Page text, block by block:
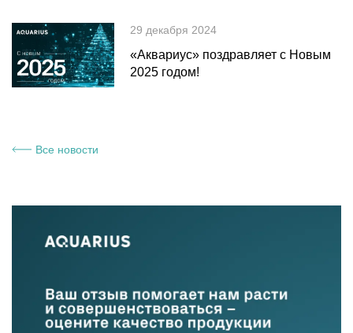
29 декабря 2024
«Аквариус» поздравляет с Новым
2025 годом!
Все новости